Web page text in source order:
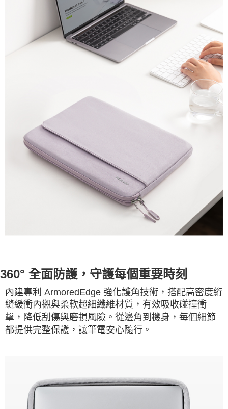
360° 全面防護，守護每個重要時刻
內建專利 ArmoredEdge 強化護角技術，搭配高密度絎
縫緩衝內襯與柔軟超細纖維材質，有效吸收碰撞衝
擊，降低刮傷與磨損風險。從邊角到機身，每個細節
都提供完整保護，讓筆電安心隨行。